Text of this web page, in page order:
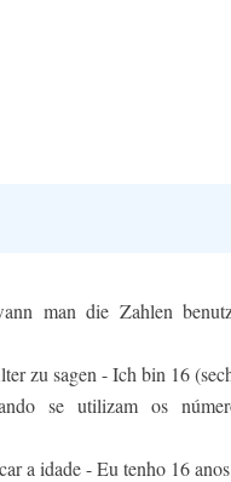
man die Zahlen
zu sagen - Ich bin 16
se utilizam os
a idade - Eu tenho 16